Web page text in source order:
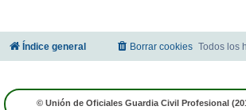
Índice general Todos los
Borrar cookies
© Unión de Oficiales Guardia Civil Profesional